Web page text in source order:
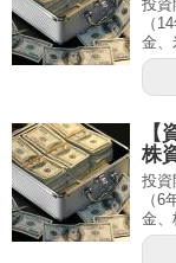
投資
（
金、
【
株
投資
（
金、